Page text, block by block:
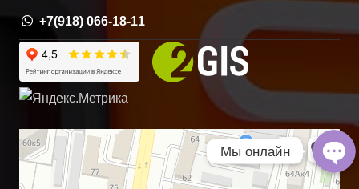
+7(918) 066-18-11
Позвонить нам
Мы онлайн